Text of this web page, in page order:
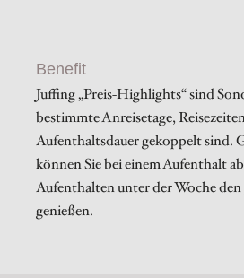
Benefit
Juffing „Preis-Highlights“ sind
bestimmte Anreisetage,
Aufenthaltsdauer gekoppelt sind.
können Sie bei einem Aufenthalt
Aufenthalten unter der Woche
genießen.